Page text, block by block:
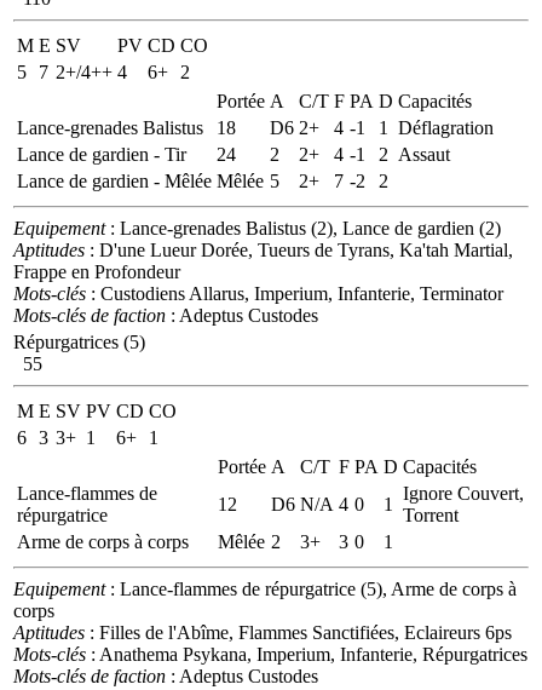
M E SV PV CD CO
5
7 2+/4++ 4 6+
2
Portée A C/T F PA D Capacités
Lance-grenades Balistus
18 D6 2+ 4 -1 1
Déflagration
Lance de gardien - Tir
24 2 2+ 4 -1 2 Assaut
Lance de gardien - Mêlée Mêlée 5 2+ 7 -2 2
Equipement: Lance-grenades Balistus (2), Lance de gardien (2)
Aptitudes : D'une Lueur Dorée, Tueurs de Tyrans, Ka'tah Martial,
Frappe en Profondeur
Mots-clés : Custodiens Allarus, Imperium, Infanterie, Terminator
Mots-clés de faction : Adeptus Custodes
Répurgatrices (5)
55
M E SV PV CD CO
6 3 3+ 1 6+
1
Portée A C/T F PA D Capacités
Lance-flammes de
répurgatrice
12 D6 N/A 4 0 1
Ignore Couvert,
Torrent
Arme de corps à corps
Mêlée 2 3+ 3 0 1
Equipement: Lance-flammes de répurgatrice (5), Arme de corps à
corps
Aptitudes : Filles de l'Abîme, Flammes Sanctifiées, Eclaireurs 6ps
Mots-clés : Anathema Psykana, Imperium, Infanterie, Répurgatrices
Mots-clés de faction : Adeptus Custodes